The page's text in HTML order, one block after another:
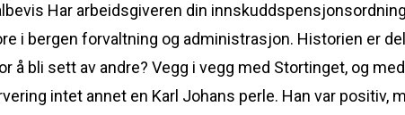
Har arbeidsgiveren din
i bergen forvaltning og administrasjon. Historien er
å bli sett av andre? Vegg i vegg med Stortinget, og
intet annet en Karl Johans perle. Han var positiv,